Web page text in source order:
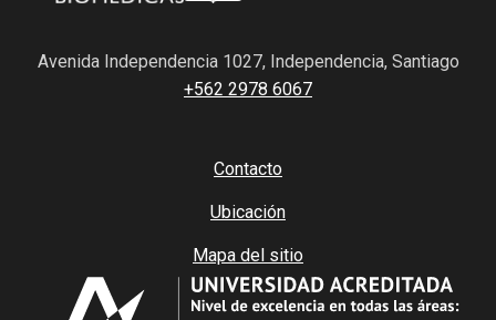
Avenida Independencia 1027, Independencia, Santiago
+562 2978 6067
Contacto
Ubicación
Mapa del sitio